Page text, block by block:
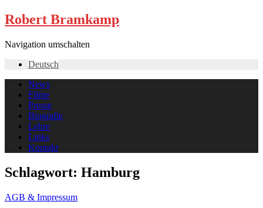
Robert Bramkamp
Navigation umschalten
Deutsch
News
Filme
Presse
Biografie
Lehre
Links
Kontakt
Schlagwort: Hamburg
AGB & Impressum